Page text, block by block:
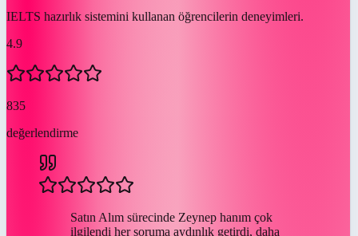
IELTS hazırlık sistemini kullanan öğrencilerin deneyimleri.
4.9
835
değerlendirme
Satın Alım sürecinde Zeynep hanım çok
ilgilendi her soruma aydınlık getirdi, daha